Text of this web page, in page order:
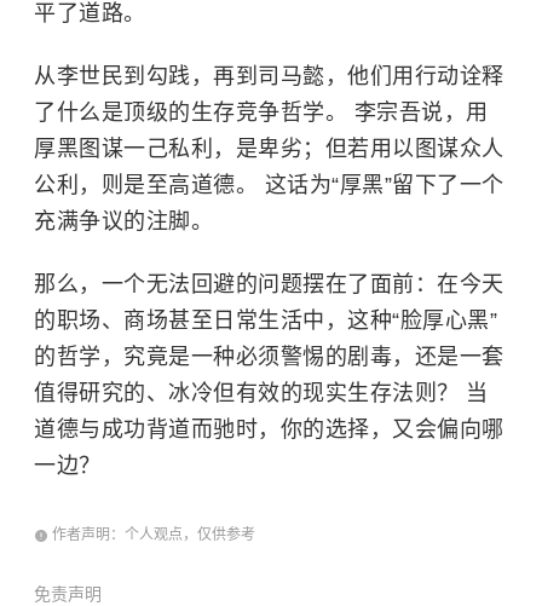
平了道路。
从李世民到勾践，再到司马懿，他们用行动诠释
了什么是顶级的生存竞争哲学。 李宗吾说，用
厚黑图谋一己私利，是卑劣；但若用以图谋众人
公利，则是至高道德。 这话为“厚黑”留下了一个
充满争议的注脚。
那么，一个无法回避的问题摆在了面前：在今天
的职场、商场甚至日常生活中，这种“脸厚心黑”
的哲学，究竟是一种必须警惕的剧毒，还是一套
值得研究的、冰冷但有效的现实生存法则？ 当
道德与成功背道而驰时，你的选择，又会偏向哪
一边？
作者声明：个人观点，仅供参考
免责声明